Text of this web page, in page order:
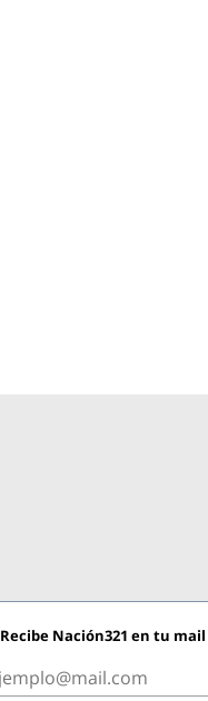
Recibe Nación321 en tu mail